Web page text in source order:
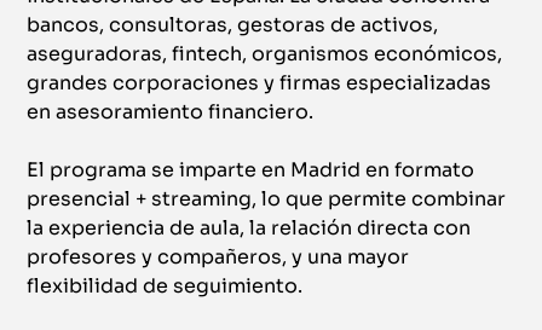
bancos, consultoras, gestoras de activos,
aseguradoras, fintech, organismos económicos,
grandes corporaciones y firmas especializadas
en asesoramiento financiero.
El programa se imparte en Madrid en formato
presencial + streaming, lo que permite combinar
la experiencia de aula, la relación directa con
profesores y compañeros, y una mayor
flexibilidad de seguimiento.